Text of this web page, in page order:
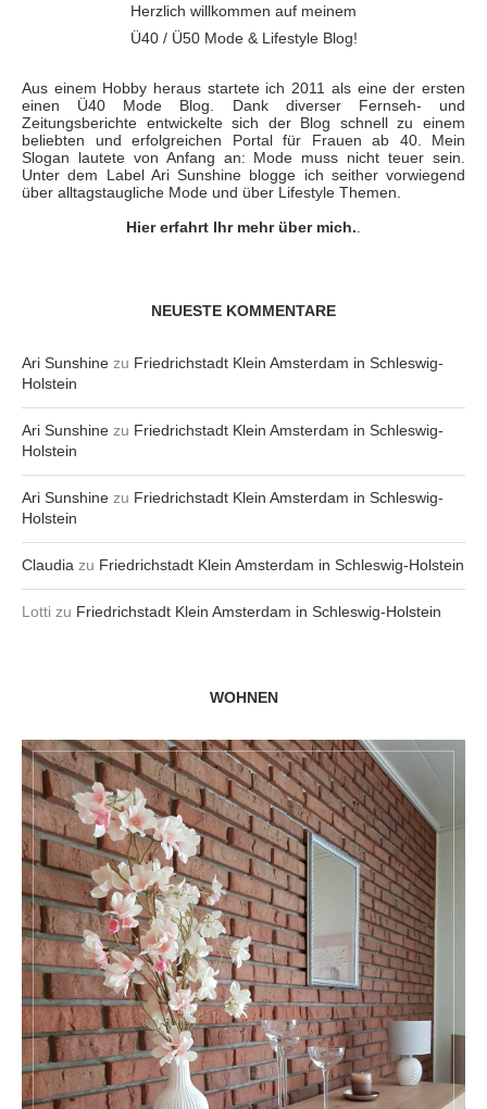
Herzlich willkommen auf meinem
Ü40 / Ü50 Mode & Lifestyle Blog!
Aus einem Hobby heraus startete ich 2011 als eine der ersten
einen Ü40 Mode Blog. Dank diverser Fernseh- und
Zeitungsberichte entwickelte sich der Blog schnell zu einem
beliebten und erfolgreichen Portal für Frauen ab 40. Mein
Slogan lautete von Anfang an: Mode muss nicht teuer sein.
Unter dem Label Ari Sunshine blogge ich seither vorwiegend
über alltagstaugliche Mode und über Lifestyle Themen.
Hier erfahrt Ihr mehr über mich.
NEUESTE KOMMENTARE
Ari Sunshine zu Friedrichstadt Klein Amsterdam in Schleswig-
Holstein
Ari Sunshine zu Friedrichstadt Klein Amsterdam in Schleswig-
Holstein
Ari Sunshine zu Friedrichstadt Klein Amsterdam in Schleswig-
Holstein
Claudia zu Friedrichstadt Klein Amsterdam in Schleswig-Holstein
Lotti zu Friedrichstadt Klein Amsterdam in Schleswig-Holstein
WOHNEN